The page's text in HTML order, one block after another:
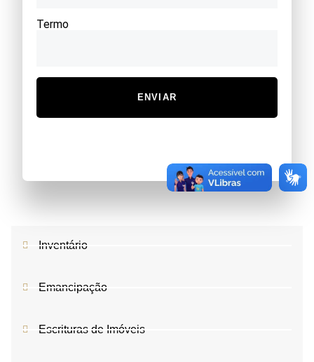
Inventário
Emancipação
Escrituras de Imóveis
Termo
ENVIAR